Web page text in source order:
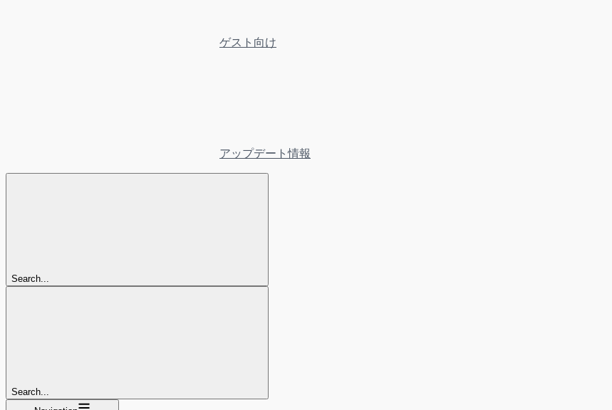
ゲスト向け
アップデート情報
Search...
Search...